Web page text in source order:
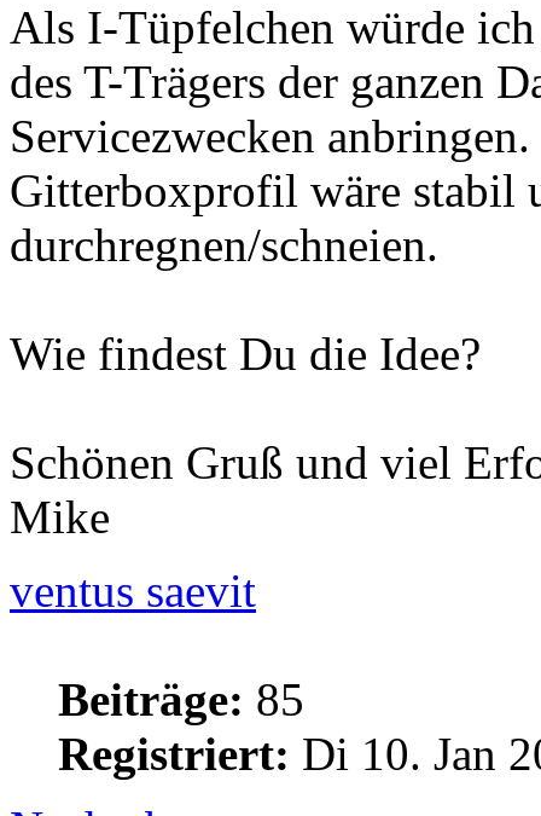
Als I-Tüpfelchen würde
des T-Trägers der ganzen
Servicezwecken anbringen.
Gitterboxprofil wäre stabil
durchregnen/schneien.
Wie findest Du die Idee?
Schönen Gruß und viel
Mike
ventus saevit
Beiträge: 85
Registriert: Di 10. Jan